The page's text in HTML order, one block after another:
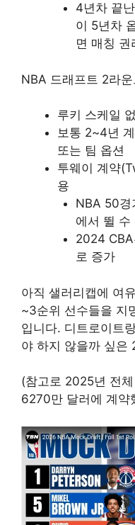
4년차 끝
이 5년차
면 매칭 권
NBA 드래프트 2라
루키 스케일
보통 2~4년
또는 팀 옵션
투웨이 계약
용
NBA 50경
에서 뛸 수
2024
로 증가
아직 샐러리캡에 여
~3순위 선수들을 지
입니다. 디트로이트
야 하지 않을까 싶
(참고로 2025년 전
6270만 달러에 계약